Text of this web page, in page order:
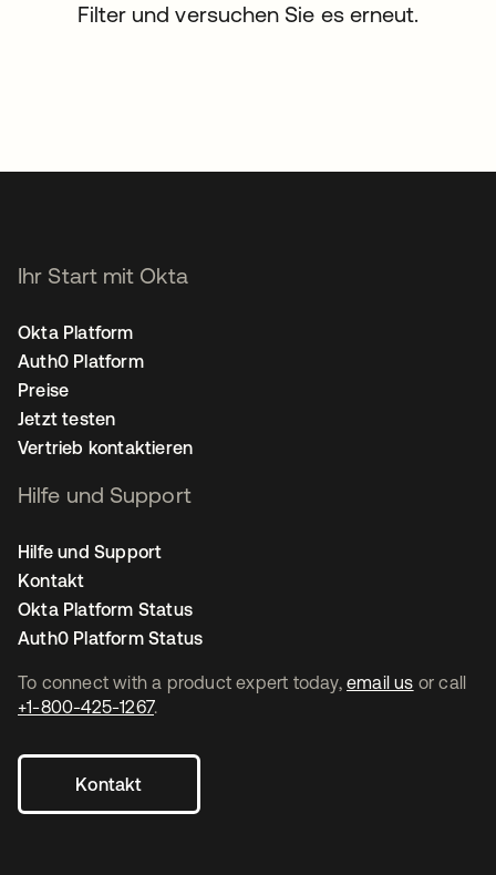
Filter und versuchen Sie es erneut.
To connect with a product expert today, email us or call
+1-800-425-1267.
Kontakt
Ihr Start mit Okta
Okta Platform
Auth0 Platform
Preise
Jetzt testen
Vertrieb kontaktieren
Hilfe und Support
Hilfe und Support
Kontakt
Okta Platform Status
Auth0 Platform Status